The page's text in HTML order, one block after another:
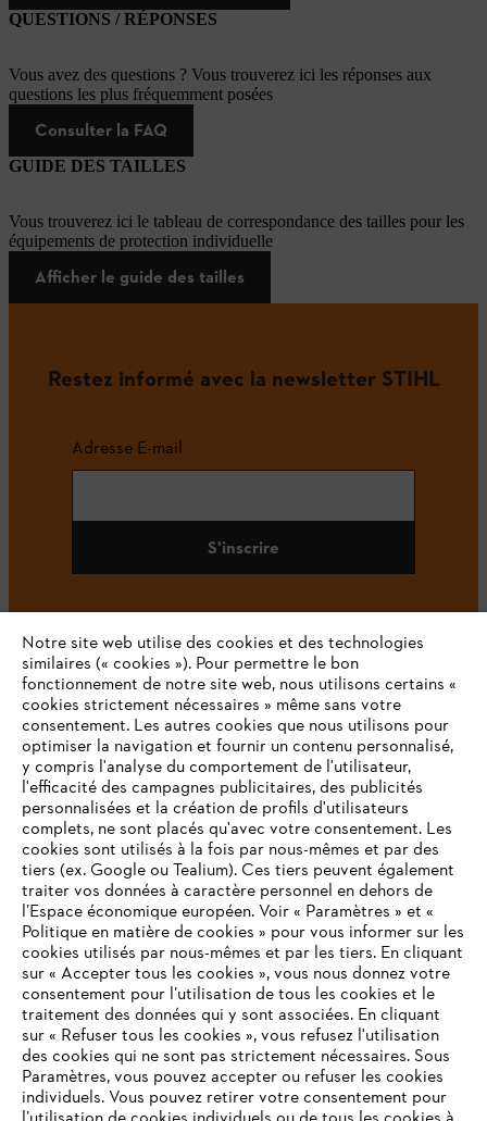
QUESTIONS / RÉPONSES
Vous avez des questions ? Vous trouverez ici les réponses aux
questions les plus fréquemment posées
Consulter la FAQ
GUIDE DES TAILLES
Vous trouverez ici le tableau de correspondance des tailles pour les
équipements de protection individuelle
Afficher le guide des tailles
Restez informé avec la newsletter STIHL
Adresse E-mail
S'inscrire
#STIHL
L'Entreprise
STIHL FAQ
Contact
VOTRE NAVIGATEUR INTERNET
N'EST PLUS PRIS EN CHARGE
Vous utilisez un navigateur Internet que nous ne prenons plus
Notre site web utilise des cookies et des technologies
similaires (« cookies »). Pour permettre le bon
fonctionnement de notre site web, nous utilisons certains «
cookies strictement nécessaires » même sans votre
consentement. Les autres cookies que nous utilisons pour
optimiser la navigation et fournir un contenu personnalisé,
y compris l'analyse du comportement de l'utilisateur,
l'efficacité des campagnes publicitaires, des publicités
personnalisées et la création de profils d'utilisateurs
complets, ne sont placés qu'avec votre consentement. Les
cookies sont utilisés à la fois par nous-mêmes et par des
tiers (ex. Google ou Tealium). Ces tiers peuvent également
traiter vos données à caractère personnel en dehors de
l’Espace économique européen. Voir « Paramètres » et «
Politique en matière de cookies » pour vous informer sur les
cookies utilisés par nous-mêmes et par les tiers. En cliquant
sur « Accepter tous les cookies », vous nous donnez votre
consentement pour l’utilisation de tous les cookies et le
traitement des données qui y sont associées. En cliquant
sur « Refuser tous les cookies », vous refusez l'utilisation
des cookies qui ne sont pas strictement nécessaires. Sous
Paramètres, vous pouvez accepter ou refuser les cookies
individuels. Vous pouvez retirer votre consentement pour